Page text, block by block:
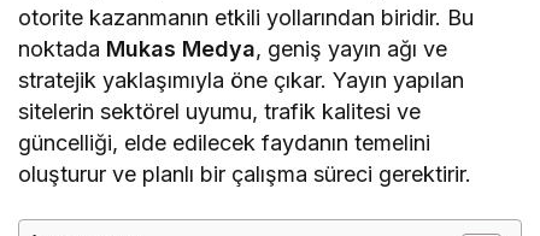
otorite kazanmanın etkili yollarından biridir. Bu
noktada Mukas Medya, geniş yayın ağı ve
stratejik yaklaşımıyla öne çıkar. Yayın yapılan
sitelerin sektörel uyumu, trafik kalitesi ve
güncelliği, elde edilecek faydanın temelini
oluşturur ve planlı bir çalışma süreci gerektirir.